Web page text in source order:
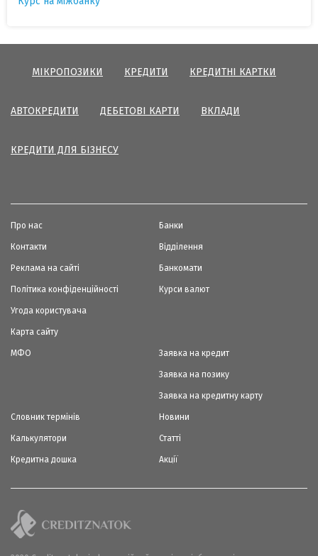
МІКРОПОЗИКИ КРЕДИТИ КРЕДИТНІ КАРТКИ
АВТОКРЕДИТИ ДЕБЕТОВІ КАРТИ ВКЛАДИ
КРЕДИТИ ДЛЯ БІЗНЕСУ
Про нас
Контакти
Реклама на сайті
Політика конфіденційності
Угода користувача
Карта сайту
Банки
Відділення
Банкомати
Курси валют
МФО Заявка на кредит
Заявка на позику
Заявка на кредитну карту
Словник термінів
Калькулятори
Кредитна дошка
Новини
Статті
Акції